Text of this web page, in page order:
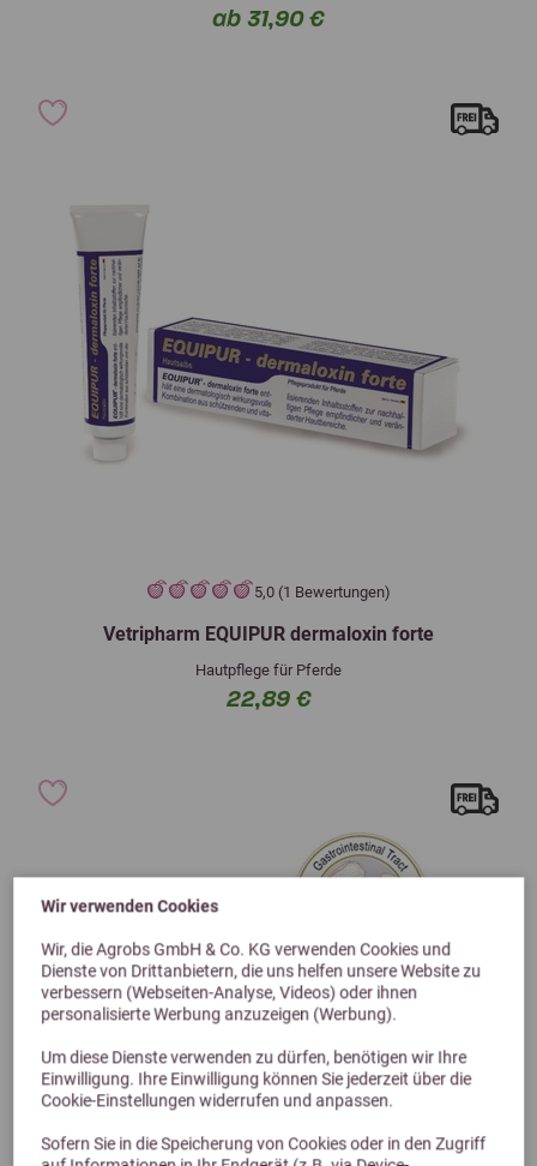
Wir verwenden Cookies
Wir, die Agrobs GmbH & Co. KG verwenden Cookies und
Dienste von Drittanbietern, die uns helfen unsere Website zu
verbessern (Webseiten-Analyse, Videos) oder ihnen
personalisierte Werbung anzuzeigen (Werbung).
Um diese Dienste verwenden zu dürfen, benötigen wir Ihre
Einwilligung. Ihre Einwilligung können Sie jederzeit über die
Cookie-Einstellungen widerrufen und anpassen.
Sofern Sie in die Speicherung von Cookies oder in den Zugriff
ab 31,90 €
5,0 (1 Bewertungen)
Vetripharm EQUIPUR dermaloxin forte
Hautpflege für Pferde
22,89 €